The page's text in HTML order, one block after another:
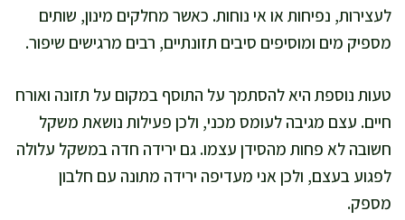
לעצירות, נפיחות או אי נוחות. כאשר מחלקים מינון, שותים
מספיק מים ומוסיפים סיבים תזונתיים, רבים מרגישים שיפור.
טעות נוספת היא להסתמך על התוסף במקום על תזונה ואורח
חיים. עצם מגיבה לעומס מכני, ולכן פעילות נושאת משקל
חשובה לא פחות מהסידן עצמו. גם ירידה חדה במשקל עלולה
לפגוע בעצם, ולכן אני מעדיפה ירידה מתונה עם חלבון
מספק.